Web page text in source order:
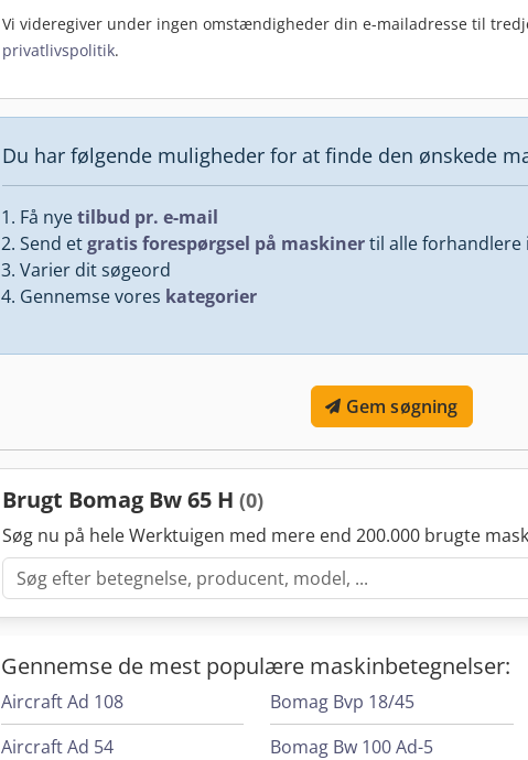
Vi videregiver under ingen omstændigheder din e-mailadresse til
privatlivspolitik.
Du har følgende muligheder for at finde den ønskede
Få nyetilbud pr. e-mail
Send etgratis forespørgsel på maskinertil alle forhandlere
Varier dit søgeord
Gennemse vores kategorier
Gem søgning
Brugt Bomag Bw 65 H (0)
Søg nu på hele Werktuigen med mere end 200.000 brugte
Gennemse de mest populære maskinbetegnelser:
Aircraft Ad 108
Aircraft Ad 54
Bomag Bvp 18/45
Bomag Bw 100 Ad-5